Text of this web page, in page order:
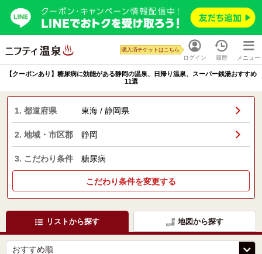
ログイン
購入済チケットはこちら
履歴 メニュー
【クーポンあり】糖尿病に効能がある静岡の温泉、日帰り温泉、スーパー銭湯おすすめ
11選
1. 都道府県 東海 / 静岡県
2. 地域・市区郡 静岡
3. こだわり条件 糖尿病
こだわり条件を変更する
リストから探す 地図から探す